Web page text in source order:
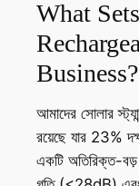
What
Business?
আমাদের সোলার
রয়েছে যার 23%
একটি অতিরিক্ত-বড়